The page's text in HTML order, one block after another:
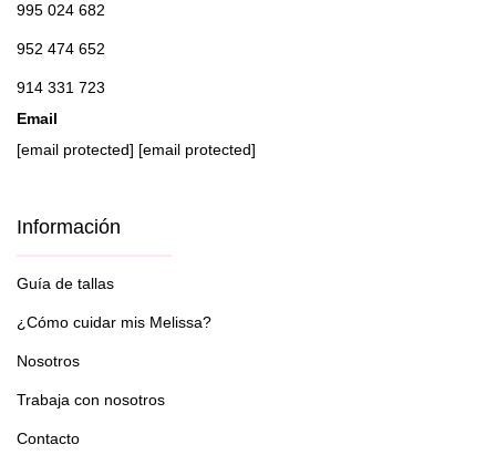
995 024 682
952 474 652
914 331 723
Email
[email protected] [email protected]
Información
Guía de tallas
¿Cómo cuidar mis Melissa?
Nosotros
Trabaja con nosotros
Contacto